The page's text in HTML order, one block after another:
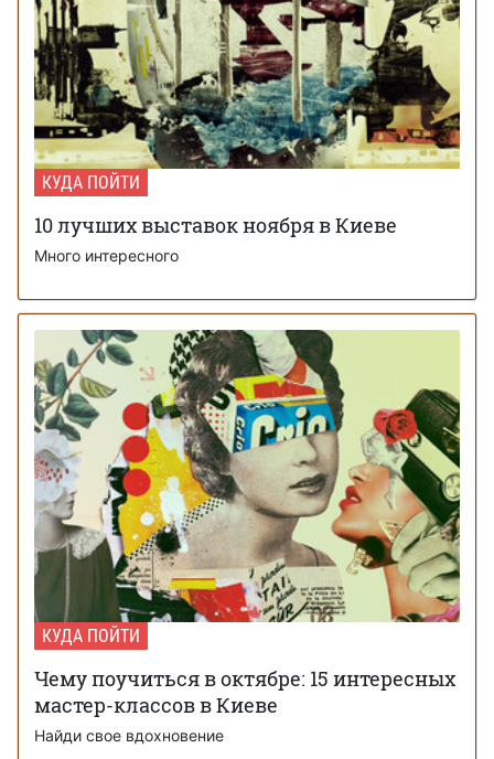
КУДА ПОЙТИ
10 лучших выставок ноября в Киеве
Много интересного
КУДА ПОЙТИ
Чему поучиться в октябре: 15 интересных
мастер-классов в Киеве
Найди свое вдохновение